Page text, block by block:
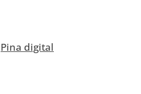
Pina digital